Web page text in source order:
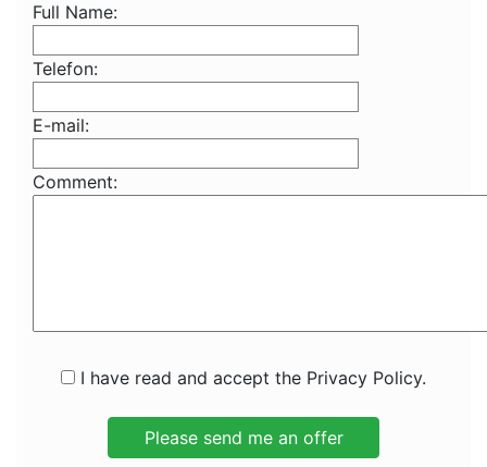
Full Name:
Telefon:
E-mail:
Comment:
I have read and accept the Privacy Policy.